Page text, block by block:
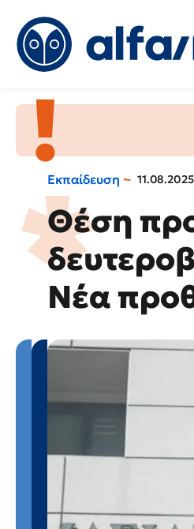
Εκπαίδευση
Θέση
Νέα